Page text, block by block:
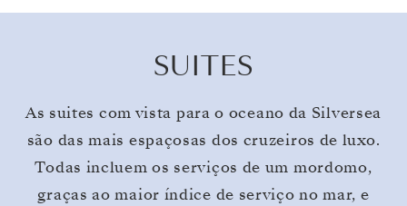
SUITES
As suites com vista para o oceano da Silversea
são das mais espaçosas dos cruzeiros de luxo.
Todas incluem os serviços de um mordomo,
graças ao maior índice de serviço no mar, e